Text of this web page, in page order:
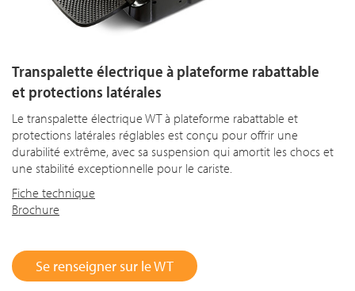
Transpalette électrique à plateforme rabattable
et protections latérales
Le transpalette électrique WT à plateforme rabattable et
protections latérales réglables est conçu pour offrir une
durabilité extrême, avec sa suspension qui amortit les chocs et
une stabilité exceptionnelle pour le cariste.
Fiche technique
Brochure
Se renseigner sur le WT